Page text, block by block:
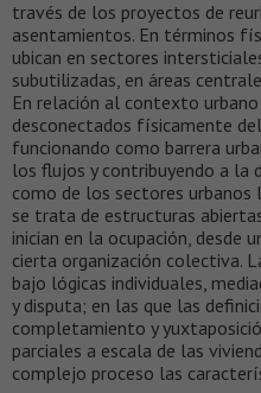
través de los proyectos de
asentamientos. En términos
ubican en sectores
subutilizadas, en áreas
En relación al contexto
desconectados físicamente
funcionando como barrera
los flujos y contribuyendo a la
como de los sectores urbanos
se trata de estructuras
inician en la ocupación, desde
cierta organización colectiva.
bajo lógicas individuales,
y disputa; en las que las
completamiento y
parciales a escala de las
complejo proceso las